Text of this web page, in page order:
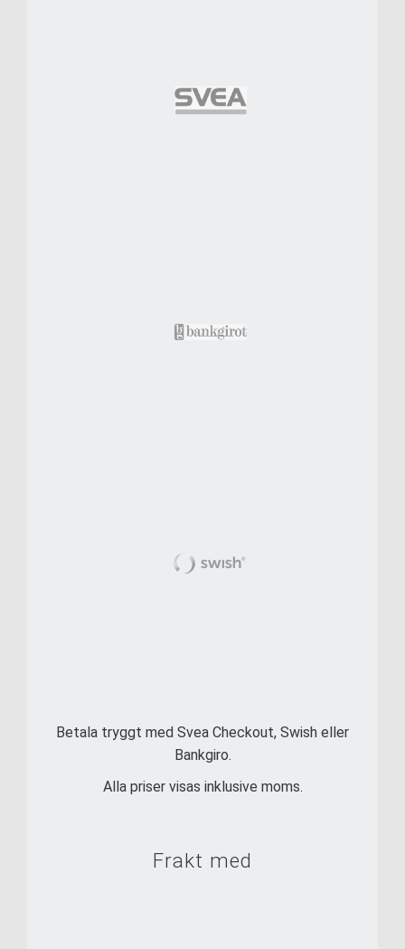
Betala tryggt med Svea Checkout, Swish eller
Bankgiro.
Alla priser visas inklusive moms.
Frakt med